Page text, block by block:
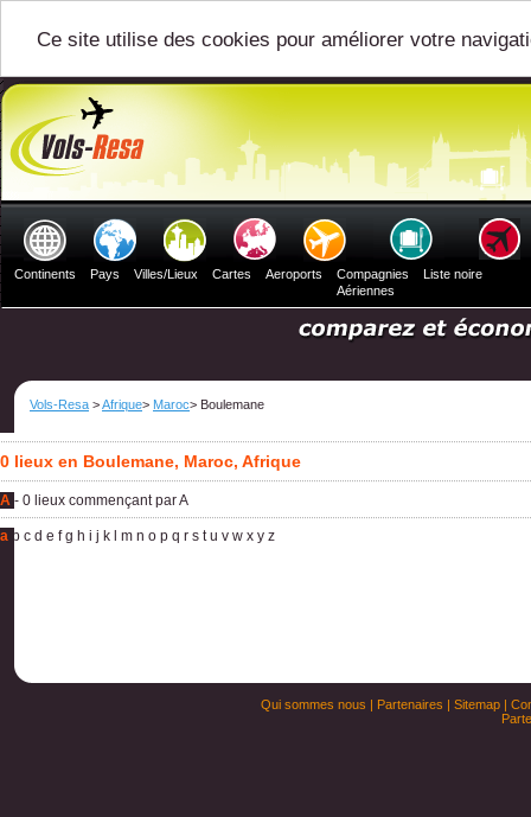
Ce site utilise des cookies pour améliorer votre
Continents Pays Villes/Lieux Cartes Aeroports
Compagnies
Aériennes
Liste noire
Vols-Resa >Afrique> Maroc> Boulemane
0 lieux en Boulemane, Maroc, Afrique
A - 0 lieux commençant par A
a b c d e fg h i j k m n o p q r s tu v w x y z
Qui sommes nous | Partenaires | Sitemap|